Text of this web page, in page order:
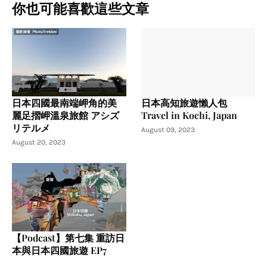
你也可能喜歡這些文章
日本四國最南端岬角的美
麗足摺岬溫泉旅館 アシズ
リテルメ
August 20, 2023
日本高知旅遊懶人包
Travel in Kochi, Japan
August 09, 2023
【Podcast】第七集 重訪日
本與日本四國旅遊 EP7